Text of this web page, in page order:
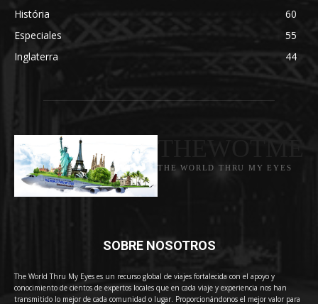
História
60
Especiales
55
Inglaterra
44
THE WORLD THRU MY EYES
SOBRE NOSOTROS
The World Thru My Eyes es un recurso global de viajes fortalecida con el apoyo y
conocimiento de cientos de expertos locales que en cada viaje y experiencia nos han
transmitido lo mejor de cada comunidad o lugar. Proporcionándonos el mejor valor para